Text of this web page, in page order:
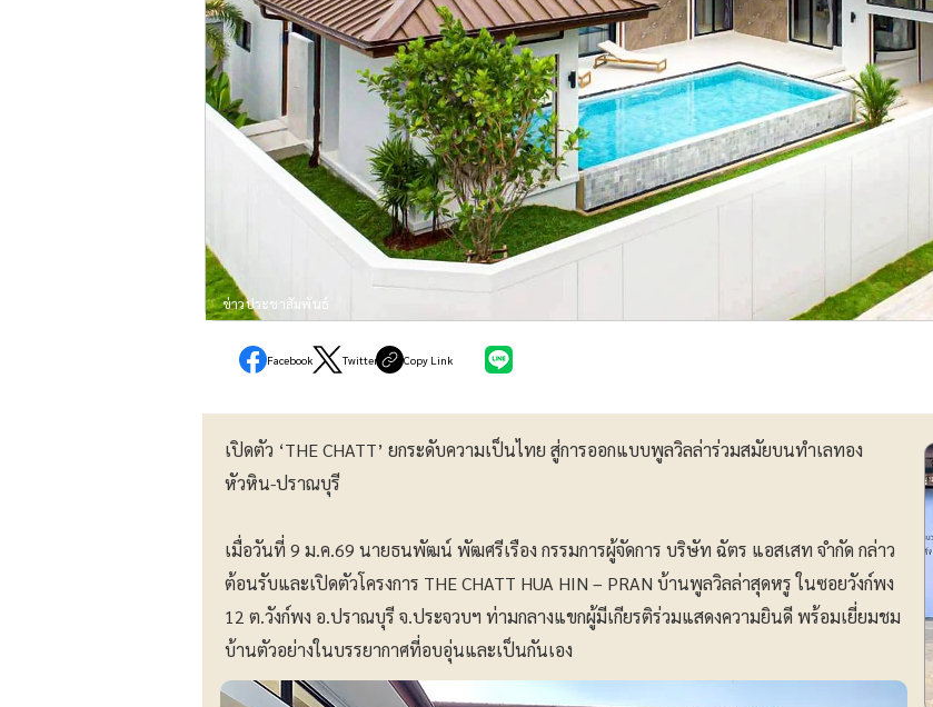
ข่าวประชาสัมพันธ์
Facebook Twitter Copy Link
เปิดตัว ‘THE CHATT’ ยกระดับความเป็นไทย สู่การออกแบบพูลวิลล่าร่วมสมัยบนทำเลทอง
หัวหิน-ปราณบุรี
เมื่อวันที่ 9 ม.ค.69 นายธนพัฒน์ พัฒศรีเรือง กรรมการผู้จัดการ บริษัท ฉัตร แอสเสท จำกัด กล่าว
ต้อนรับและเปิดตัวโครงการ THE CHATT HUA HIN – PRAN บ้านพูลวิลล่าสุดหรู ในซอยวังก์พง
12 ต.วังก์พง อ.ปราณบุรี จ.ประจวบฯ ท่ามกลางแขกผู้มีเกียรติร่วมแสดงความยินดี พร้อมเยี่ยมชม
บ้านตัวอย่างในบรรยากาศที่อบอุ่นและเป็นกันเอง